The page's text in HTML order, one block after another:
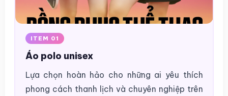
ITEM 01
Áo polo unisex
Lựa chọn hoàn hảo cho những ai yêu thích
phong cách thanh lịch và chuyên nghiệp trên